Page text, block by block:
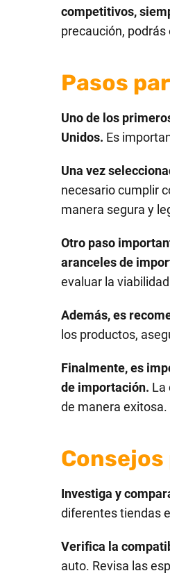
competitivos,
precaución,
Pasos
Uno de los
Unidos. Es
Una vez
necesario cumplir
manera segura y
Otro paso
aranceles de
evaluar la
Además, es
los productos,
Finalmente, es
de importación. La
de manera exitosa.
Investiga y
diferentes tiendas
Verifica la
auto. Revisa las